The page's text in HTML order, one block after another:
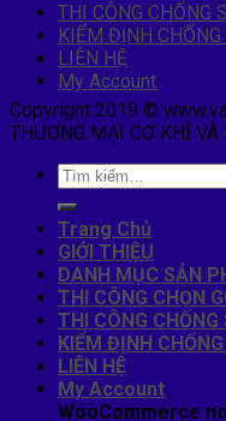
THI CÔNG CHỐNG
KIỂM ĐỊNH CHỐNG
LIÊN HỆ
My Account
Copyright 2019 ©
THƯƠNG MẠI CƠ KHÍ
Trang Chủ
GIỚI THIỆU
DANH MỤC SẢN
THI CÔNG CHỌN
THI CÔNG CHỐNG
KIỂM ĐỊNH
LIÊN HỆ
My Account
WooCommerce